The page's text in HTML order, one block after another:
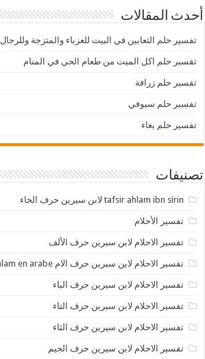
أحدث المقالات
تفسير حلم الثعابين في البيت للعزباء والمتزجة وللرجال
تفسير حلم اكل الميت من طعام الحي في المنام
تفسير حلم زرافة
تفسير حلم سيوفي
تفسير حلم بغاء
تصنيفات
tafsir ahlam ibn sirin لابن سيرين حرف الخاء
تفسير الأحلام
تفسير الاحلام لابن سيرين حرف الألف
تفسير الاحلام لابن سيرين حرف الام tafsir ahlam en arabe
تفسير الاحلام لابن سيرين حرف الباء
تفسير الاحلام لابن سيرين حرف التاء
تفسير الاحلام لابن سيرين حرف الثاء
تفسير الاحلام لابن سيرين حرف الجيم